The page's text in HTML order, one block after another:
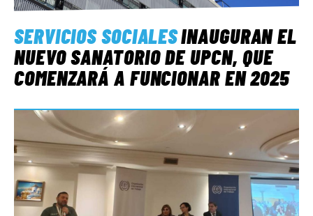
SERVICIOS SOCIALESINAUGURAN EL
NUEVO SANATORIO DE UPCN, QUE
COMENZARÁ A FUNCIONAR EN 2025